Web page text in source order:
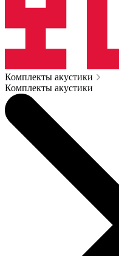
Комплекты акустики
Комплекты акустики